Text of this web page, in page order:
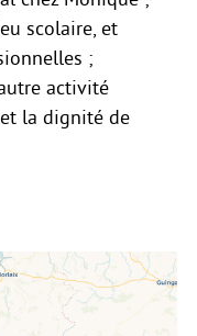
scolaire, et
;
activité
la dignité de